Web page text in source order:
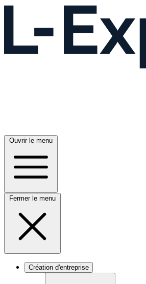
Ouvrir le menu
Fermer le menu
Création d'entreprise